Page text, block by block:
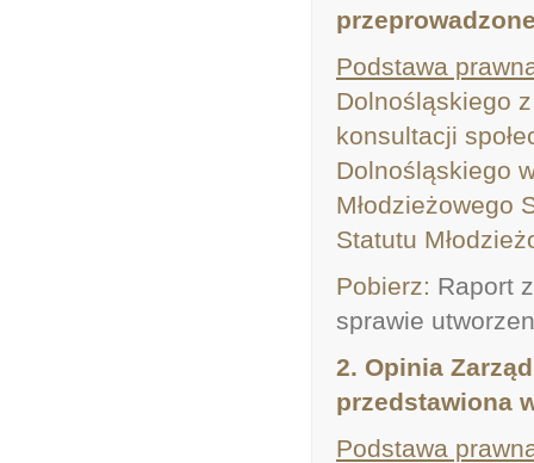
Podstawa
Dolnośląskiego
konsultacji
Dolnośląskiego
Młodzieżowego
Statutu
Pobierz: Raport
sprawie
2. Opinia
przedstawiona
Podstawa